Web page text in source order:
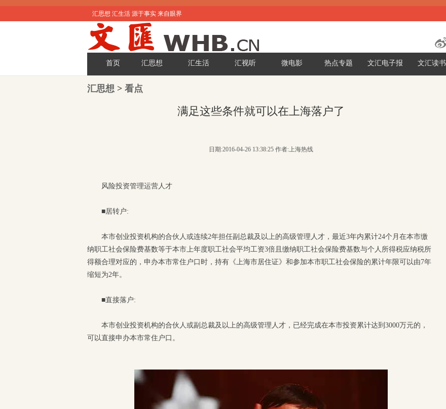
汇思想 汇生活 源于事实 来自眼界
首页 汇思想 汇生活 汇视听 微电影 热点专题 文汇电子报 文汇读书
汇思想 > 看点
满足这些条件就可以在上海落户了
日期:2016-04-26 13:38:25 作者:上海热线
风险投资管理运营人才
■居转户:
本市创业投资机构的合伙人或连续2年担任副总裁及以上的高级管理人才，最近3年内累计24个月在本市缴
纳职工社会保险费基数等于本市上年度职工社会平均工资3倍且缴纳职工社会保险费基数与个人所得税应纳税所
得额合理对应的，申办本市常住户口时，持有《上海市居住证》和参加本市职工社会保险的累计年限可以由7年
缩短为2年。
■直接落户:
本市创业投资机构的合伙人或副总裁及以上的高级管理人才，已经完成在本市投资累计达到3000万元的，
可以直接申办本市常住户口。